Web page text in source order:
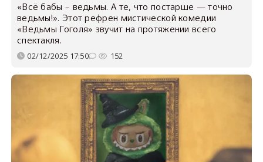
«Всё бабы – ведьмы. А те, что постарше — точно
ведьмы!». Этот рефрен мистической комедии
«Ведьмы Гоголя» звучит на протяжении всего
спектакля.
02/12/2025 17:50 152